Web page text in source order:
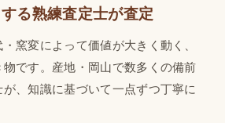
る熟練査定士が査定
窯変によって価値が大きく動く、
物です。産地・岡山で数多くの備前
、知識に基づいて一点ずつ丁寧に